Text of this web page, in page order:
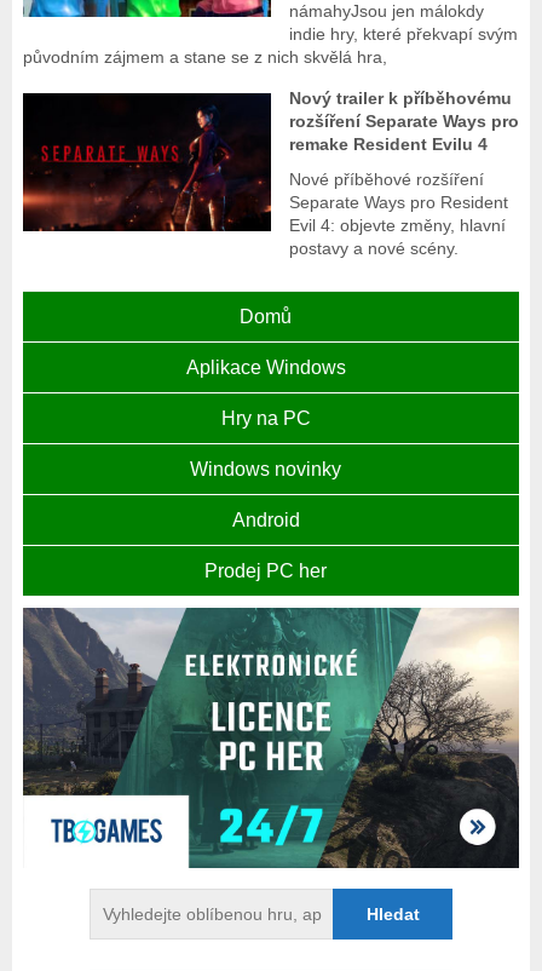
námahyJsou jen málokdy
indie hry, které překvapí svým
původním zájmem a stane se z nich skvělá hra,
Nový trailer k příběhovému
rozšíření Separate Ways pro
remake Resident Evilu 4
Nové příběhové rozšíření
Separate Ways pro Resident
Evil 4: objevte změny, hlavní
postavy a nové scény.
Domů
Aplikace Windows
Hry na PC
Windows novinky
Android
Prodej PC her